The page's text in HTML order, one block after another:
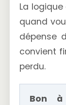
La
quand
dépense
convient
perdu.
Bon